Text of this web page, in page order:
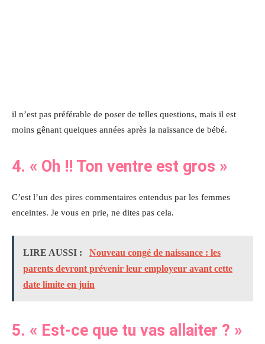
il n’est pas préférable de poser de telles questions, mais il est
moins gênant quelques années après la naissance de bébé.
4. « Oh !! Ton ventre est gros »
C’est l’un des pires commentaires entendus par les femmes
enceintes. Je vous en prie, ne dites pas cela.
LIRE AUSSI :
Nouveau congé de naissance : les
parents devront prévenir leur employeur avant cette
date limite en juin
5. « Est-ce que tu vas allaiter ? »